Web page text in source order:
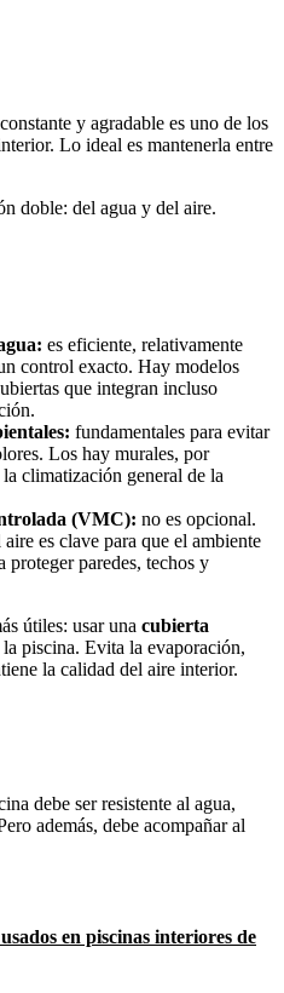
constante y agradable es uno de los
Lo ideal es mantenerla entre
doble: del agua y del aire.
es eficiente, relativamente
control exacto. Hay modelos
que integran incluso
fundamentales para evitar
Los hay murales, por
climatización general de la
(VMC): no es opcional.
es clave para que el ambiente
proteger paredes, techos y
útiles: usar una cubierta
piscina. Evita la evaporación,
la calidad del aire interior.
debe ser resistente al agua,
además, debe acompañar al
en piscinas interiores de